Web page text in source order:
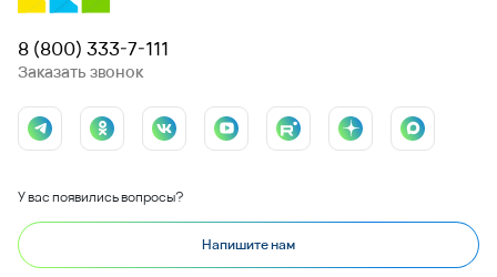
8 (800) 333-7-111
Заказать звонок
У вас появились вопросы?
Напишите нам